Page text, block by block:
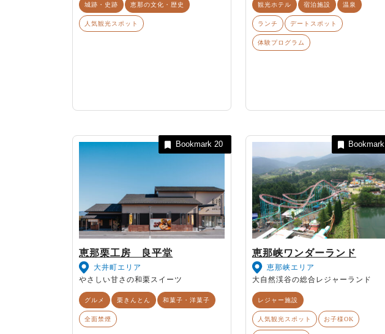
城跡・史跡 恵那の文化・歴史
人気観光スポット
観光ホテル 宿泊施設 温泉
ランチ デートスポット
体験プログラム
恵那栗工房 良平堂
大井町エリア
やさしい甘さの和栗スイーツ
グルメ 栗きんとん 和菓子・洋菓子
全面禁煙
Bookmark 20
恵那峡ワンダーランド
恵那峡エリア
大自然渓谷の総合レジャーランド
レジャー施設
人気観光スポット お子様OK
Bookmark